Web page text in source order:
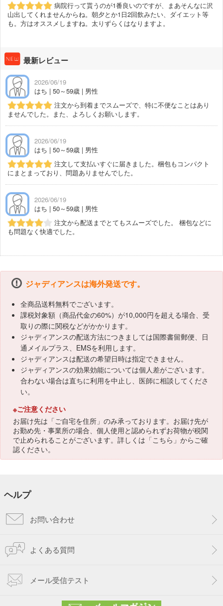
病院行って貰うのが1番良いのですが、まあそんなに沢
山出してくれませんからね。朝夕とか1日2回飲みたい、ダイエット等
も。方はオススメしますね。太りずらくはなりますよ。
最新レビュー
2026/06/19
はち | 50～59歳 | 男性
注文から到着までスムーズで、特に不便なことはあり
ませんでした。また、よろしくお願いします。
2026/06/19
はち | 50～59歳 | 男性
注文して支払いすぐに届きました。梱包もコンパクト
にまとまっており、問題ありませんでした。
2026/06/19
はち | 50～59歳 | 男性
注文から配送までとてもスムーズでした。 梱包などに
も問題なく快適でした。
ジャディアンスは海外発送です。
全商品送料無料でございます。
課税対象額（商品代金の60%）が10,000円を超える場合、受
取りの際に関税などがかかります。
ジャディアンスの配送方法につきましては国際書留郵便、日
通メイルプラス、EMSを利用します。
ジャディアンスは配送の希望日時は指定できません。
ジャディアンスの効果効能については個人差がございます。
合わない場合は直ちに利用を中止し、医師に相談してくださ
い。
※ご注意ください
お届け先は「ご自宅を住所」のみ承っております。お届け先が
お勤め先・事業所の場合、個人使用と認められずお荷物が税関
で止められることがございます。詳しくは「こちら 」からご確
認ください。
ヘルプ
お問い合わせ
よくある質問
メール受信テスト